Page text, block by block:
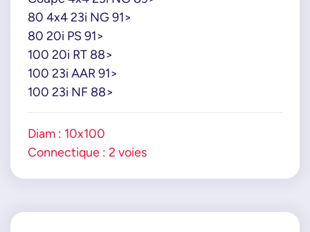
80 4x4 23i NG 91>
80 20i PS 91>
100 20i RT 88>
100 23i AAR 91>
100 23i NF 88>
Diam : 10x100
Connectique : 2 voies